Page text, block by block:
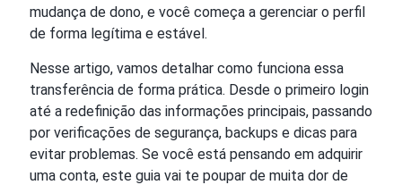
mudança de dono, e você começa a gerenciar o perfil
de forma legítima e estável.
Nesse artigo, vamos detalhar como funciona essa
transferência de forma prática. Desde o primeiro login
até a redefinição das informações principais, passando
por verificações de segurança, backups e dicas para
evitar problemas. Se você está pensando em adquirir
uma conta, este guia vai te poupar de muita dor de